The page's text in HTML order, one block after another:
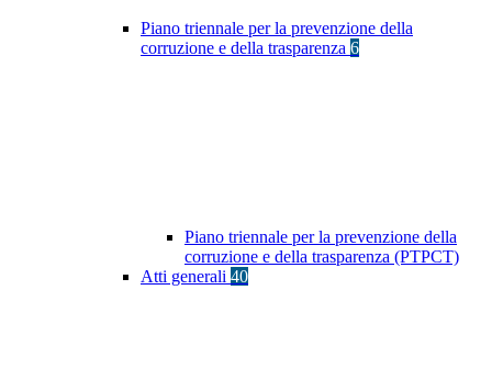
Piano triennale per la prevenzione della
corruzione e della trasparenza 6
Piano triennale per la prevenzione della
corruzione e della trasparenza (PTPCT)
Atti generali 40